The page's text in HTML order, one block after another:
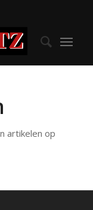
artikelen op